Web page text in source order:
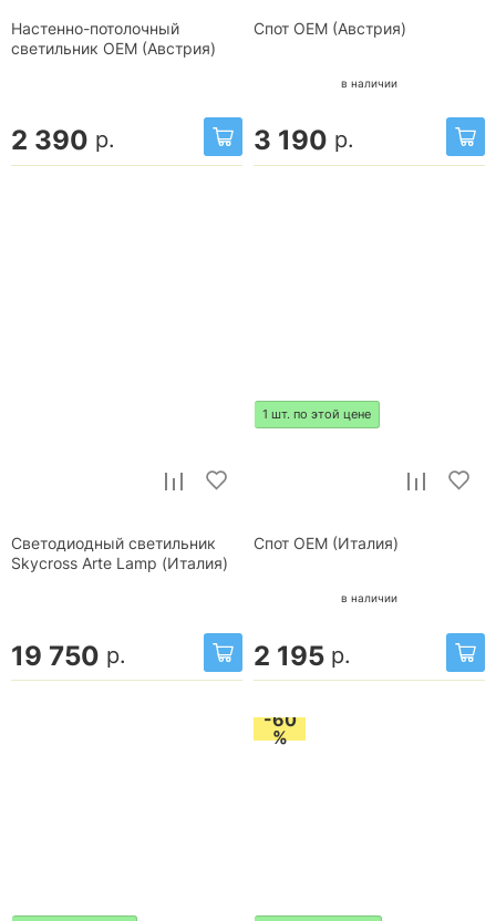
Настенно-потолочный
светильник OEM (Австрия)
2 390 р.
Спот OEM (Австрия)
в наличии
3 190 р.
Светодиодный светильник
Skycross Arte Lamp (Италия)
19 750 р.
1 шт. по этой цене
Спот OEM (Италия)
в наличии
2 195 р.
-60
%